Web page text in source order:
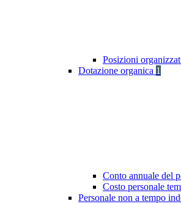
Posizioni
Dotazione organica 1
Conto annuale del
Costo personale
Personale non a tempo